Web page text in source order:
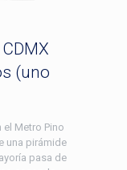
(uno
el Metro Pino
una pirámide
pasa de